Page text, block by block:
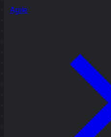
Agile